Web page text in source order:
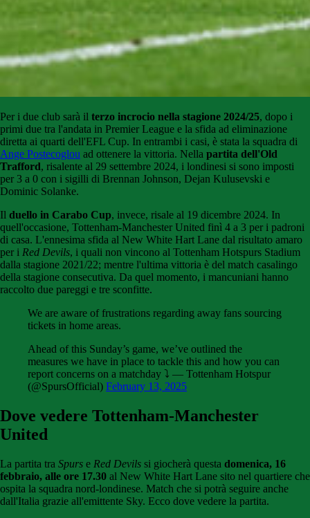
Per i due club sarà il terzo incrocio nella stagione 2024/25, dopo i
primi due tra l'andata in Premier League e la sfida ad eliminazione
diretta ai quarti dell'EFL Cup. In entrambi i casi, è stata la squadra di
Ange Postecoglou ad ottenere la vittoria. Nella partita dell'Old
Trafford, risalente al 29 settembre 2024, i londinesi si sono imposti
per 3 a 0 con i sigilli di Brennan Johnson, Dejan Kulusevski e
Dominic Solanke.
Il duello in Carabo Cup, invece, risale al 19 dicembre 2024. In
quell'occasione, Tottenham-Manchester United finì 4 a 3 per i padroni
di casa. L'ennesima sfida al New White Hart Lane dal risultato amaro
per i Red Devils, i quali non vincono al Tottenham Hotspurs Stadium
dalla stagione 2021/22; mentre l'ultima vittoria è del match casalingo
della stagione consecutiva. Da quel momento, i mancuniani hanno
raccolto due pareggi e tre sconfitte.
We are aware of frustrations regarding away fans sourcing
tickets in home areas.
Ahead of this Sunday’s game, we’ve outlined the
measures we have in place to tackle this and how you can
report concerns on a matchday ⤵️ — Tottenham Hotspur
(@SpursOfficial) February 13, 2025
Dove vedere Tottenham-Manchester
United
La partita tra Spurs e Red Devils si giocherà questa domenica, 16
febbraio, alle ore 17.30 al New White Hart Lane sito nel quartiere che
ospita la squadra nord-londinese. Match che si potrà seguire anche
dall'Italia grazie all'emittente Sky. Ecco dove vedere la partita.